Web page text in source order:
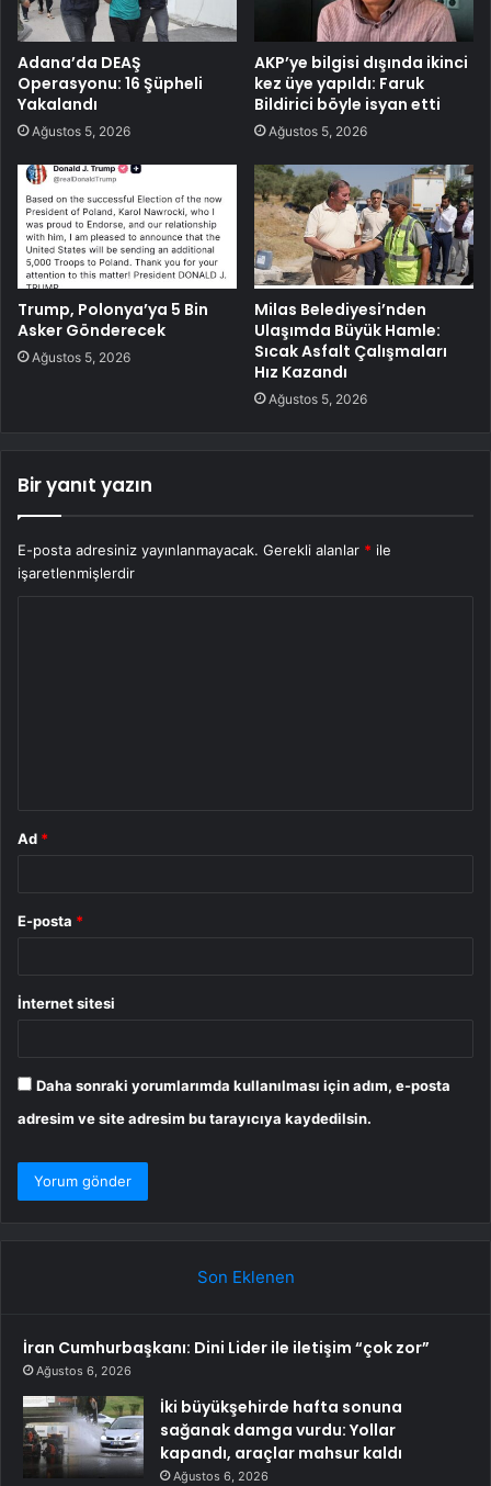
Adana’da DEAŞ
Operasyonu: 16 Şüpheli
Yakalandı
Ağustos 5, 2026
AKP’ye bilgisi dışında ikinci
kez üye yapıldı: Faruk
Bildirici böyle isyan etti
Ağustos 5, 2026
Trump, Polonya’ya 5 Bin
Asker Gönderecek
Ağustos 5, 2026
Milas Belediyesi’nden
Ulaşımda Büyük Hamle:
Sıcak Asfalt Çalışmaları
Hız Kazandı
Ağustos 5, 2026
Bir yanıt yazın
E-posta adresiniz yayınlanmayacak. Gerekli alanlar * ile
işaretlenmişlerdir
Ad *
E-posta *
İnternet sitesi
Daha sonraki yorumlarımda kullanılması için adım, e-posta
adresim ve site adresim bu tarayıcıya kaydedilsin.
Son Eklenen
İran Cumhurbaşkanı: Dini Lider ile iletişim “çok zor”
Ağustos 6, 2026
İki büyükşehirde hafta sonuna
sağanak damga vurdu: Yollar
kapandı, araçlar mahsur kaldı
Ağustos 6, 2026